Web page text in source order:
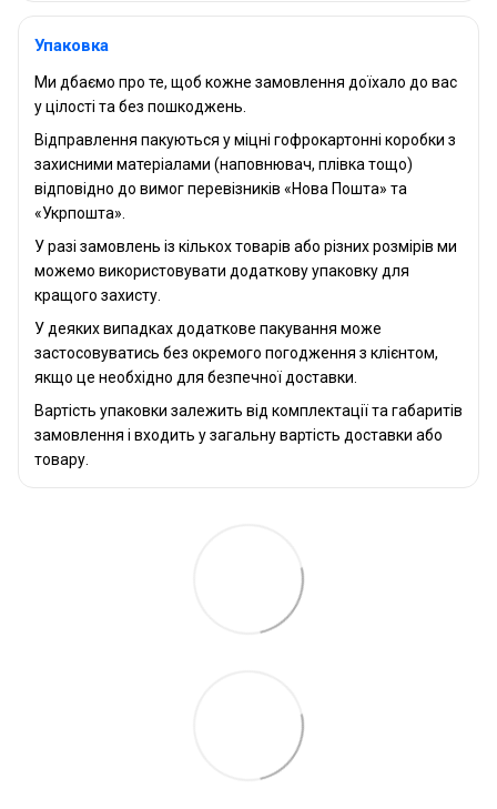
Упаковка
Ми дбаємо про те, щоб кожне замовлення доїхало до вас
у цілості та без пошкоджень.
Відправлення пакуються у міцні гофрокартонні коробки з
захисними матеріалами (наповнювач, плівка тощо)
відповідно до вимог перевізників «Нова Пошта» та
«Укрпошта».
У разі замовлень із кількох товарів або різних розмірів ми
можемо використовувати додаткову упаковку для
кращого захисту.
У деяких випадках додаткове пакування може
застосовуватись без окремого погодження з клієнтом,
якщо це необхідно для безпечної доставки.
Вартість упаковки залежить від комплектації та габаритів
замовлення і входить у загальну вартість доставки або
товару.